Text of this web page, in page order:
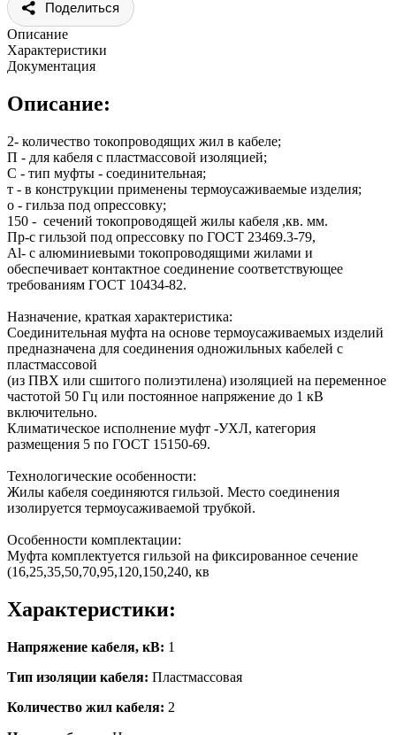
Поделиться
Описание
Характеристики
Документация
Описание:
2- количество токопроводящих жил в кабеле;
П - для кабеля с пластмассовой изоляцией;
С - тип муфты - соединительная;
т - в конструкции применены термоусаживаемые изделия;
о - гильза под опрессовку;
150 - сечений токопроводящей жилы кабеля ,кв. мм.
Пр-с гильзой под опрессовку по ГОСТ 23469.3-79,
Al- с алюминиевыми токопроводящими жилами и
обеспечивает контактное соединение соответствующее
требованиям ГОСТ 10434-82.
Назначение, краткая характеристика:
Соединительная муфта на основе термоусаживаемых изделий
предназначена для соединения одножильных кабелей с
пластмассовой
(из ПВХ или сшитого полиэтилена) изоляцией на переменное
частотой 50 Гц или постоянное напряжение до 1 кВ
включительно.
Климатическое исполнение муфт -УХЛ, категория
размещения 5 по ГОСТ 15150-69.
Технологические особенности:
Жилы кабеля соединяются гильзой. Место соединения
изолируется термоусаживаемой трубкой.
Особенности комплектации:
Муфта комплектуется гильзой на фиксированное сечение
(16,25,35,50,70,95,120,150,240, кв
Характеристики:
Напряжение кабеля, кВ: 1
Тип изоляции кабеля: Пластмассовая
Количество жил кабеля: 2